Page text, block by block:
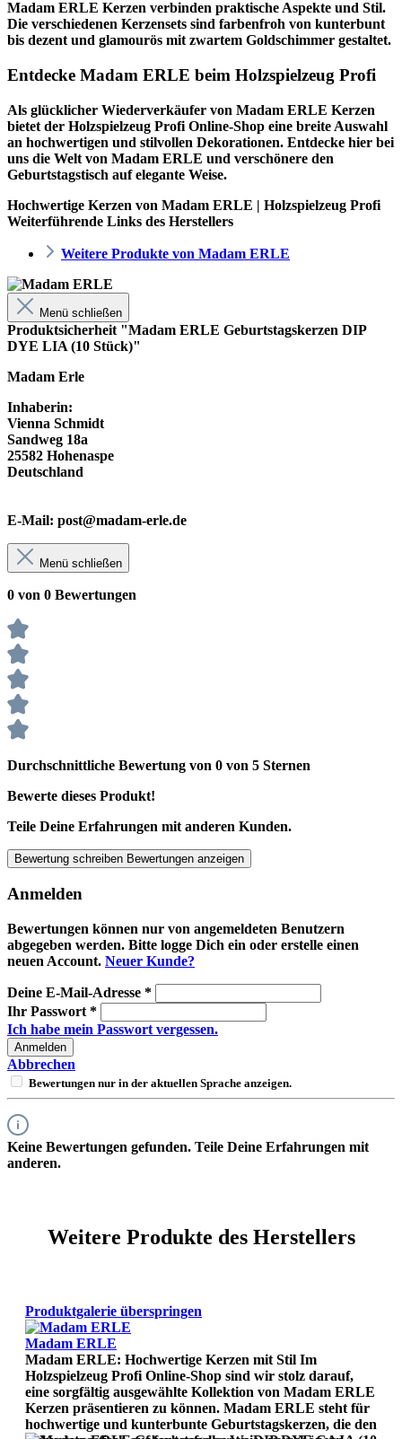
Madam ERLE Kerzen verbinden praktische Aspekte und Stil.
Die verschiedenen Kerzensets sind farbenfroh von kunterbunt
bis dezent und glamourös mit zwartem Goldschimmer gestaltet.
Entdecke Madam ERLE beim Holzspielzeug Profi
Als glücklicher Wiederverkäufer von Madam ERLE Kerzen
bietet der Holzspielzeug Profi Online-Shop eine breite Auswahl
an hochwertigen und stilvollen Dekorationen. Entdecke hier bei
uns die Welt von Madam ERLE und verschönere den
Geburtstagstisch auf elegante Weise.
Hochwertige Kerzen von Madam ERLE | Holzspielzeug Profi
Weiterführende Links des Herstellers
Weitere Produkte von Madam ERLE
Menü schließen
Produktsicherheit "Madam ERLE Geburtstagskerzen DIP
DYE LIA (10 Stück)"
Madam Erle
Inhaberin:
Vienna Schmidt
Sandweg 18a
25582 Hohenaspe
Deutschland
E-Mail: post@madam-erle.de
Menü schließen
0 von 0 Bewertungen
Durchschnittliche Bewertung von 0 von 5 Sternen
Bewerte dieses Produkt!
Teile Deine Erfahrungen mit anderen Kunden.
Bewertung schreiben Bewertungen anzeigen
Anmelden
Bewertungen können nur von angemeldeten Benutzern
abgegeben werden. Bitte logge Dich ein oder erstelle einen
neuen Account. Neuer Kunde?
Deine E-Mail-Adresse *
Ihr Passwort *
Ich habe mein Passwort vergessen.
Anmelden
Abbrechen
Bewertungen nur in der aktuellen Sprache anzeigen.
Keine Bewertungen gefunden. Teile Deine Erfahrungen mit
anderen.
Weitere Produkte des Herstellers
Produktgalerie überspringen
Madam ERLE
Madam ERLE: Hochwertige Kerzen mit Stil Im
Holzspielzeug Profi Online-Shop sind wir stolz darauf,
eine sorgfältig ausgewählte Kollektion von Madam ERLE
Kerzen präsentieren zu können. Madam ERLE steht für
hochwertige und kunterbunte Geburtstagskerzen, die den